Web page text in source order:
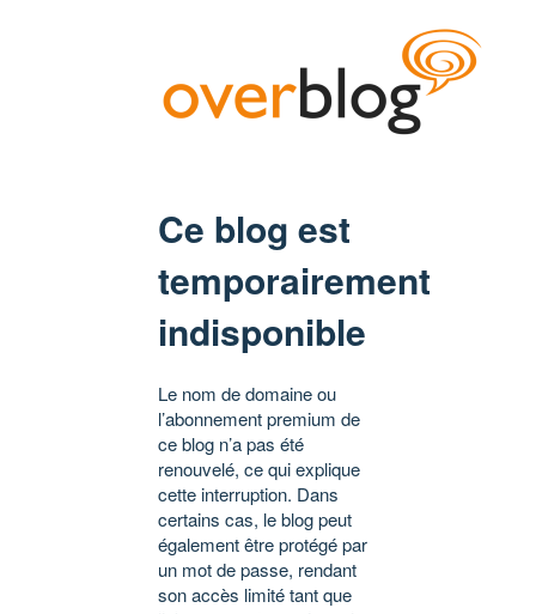
Ce blog est
temporairement
indisponible
Le nom de domaine ou
l’abonnement premium de
ce blog n’a pas été
renouvelé, ce qui explique
cette interruption. Dans
certains cas, le blog peut
également être protégé par
un mot de passe, rendant
son accès limité tant que